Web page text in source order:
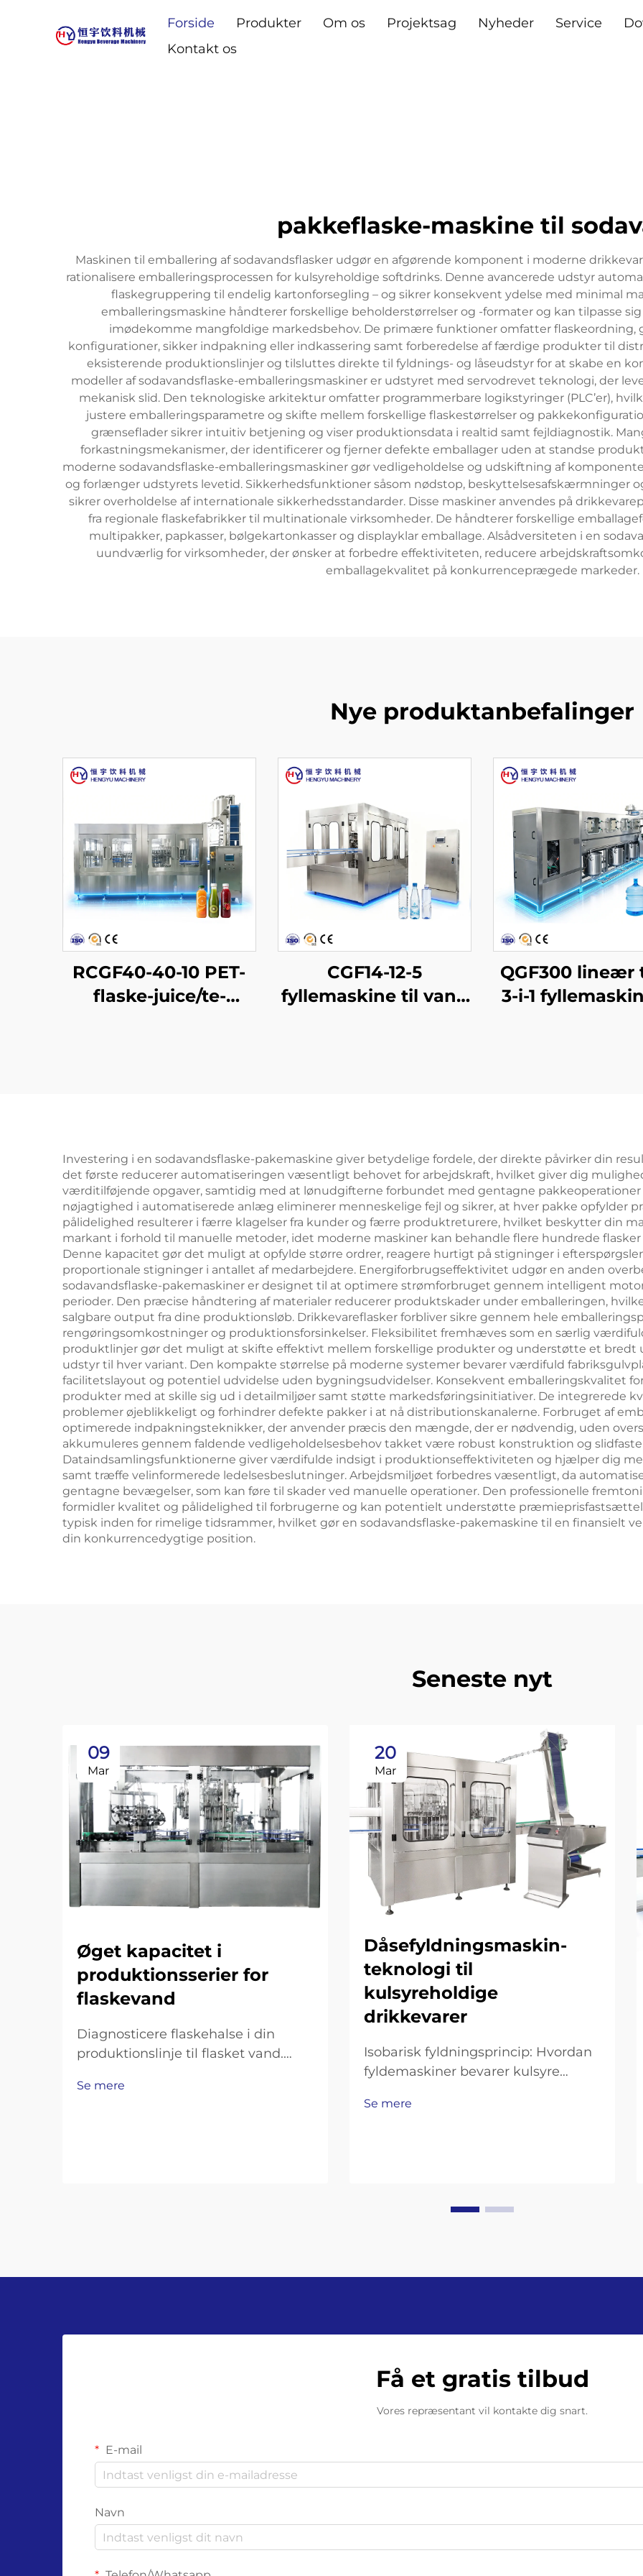
Forside Produkter Om os Projektsag Nyheder Service
Kontakt os
pakkeflaske-maskine til
Maskinen til emballering af sodavandsflasker udgør en afgørende komponent i moderne
rationalisere emballeringsprocessen for kulsyreholdige softdrinks. Denne avancerede udstyr
flaskegruppering til endelig kartonforsegling – og sikrer konsekvent ydelse med minimal
emballeringsmaskine håndterer forskellige beholderstørrelser og -formater og kan tilpasse
imødekomme mangfoldige markedsbehov. De primære funktioner omfatter flaskeordning,
konfigurationer, sikker indpakning eller indkassering samt forberedelse af færdige produkter til
eksisterende produktionslinjer og tilsluttes direkte til fyldnings- og låseudstyr for at skabe en
modeller af sodavandsflaske-emballeringsmaskiner er udstyret med servodrevet teknologi, der
mekanisk slid. Den teknologiske arkitektur omfatter programmerbare logikstyringer (PLC’er),
justere emballeringsparametre og skifte mellem forskellige flaskestørrelser og
grænseflader sikrer intuitiv betjening og viser produktionsdata i realtid samt fejldiagnostik.
forkastningsmekanismer, der identificerer og fjerner defekte emballager uden at standse
moderne sodavandsflaske-emballeringsmaskiner gør vedligeholdelse og udskiftning af
og forlænger udstyrets levetid. Sikkerhedsfunktioner såsom nødstop, beskyttelsesafskærmninger
sikrer overholdelse af internationale sikkerhedsstandarder. Disse maskiner anvendes på
fra regionale flaskefabrikker til multinationale virksomheder. De håndterer forskellige
multipakker, papkasser, bølgekartonkasser og displayklar emballage. Alsådversiteten i en
uundværlig for virksomheder, der ønsker at forbedre effektiviteten, reducere
emballagekvalitet på konkurrenceprægede markeder.
Nye produktanbefalinger
RCGF40-40-10 PET-
flaske-juice/te-
CGF14-12-5
fyllemaskine til vand
QGF300 lineær
3-i-1
Investering i en sodavandsflaske-pakemaskine giver betydelige fordele, der direkte påvirker din
det første reducerer automatiseringen væsentligt behovet for arbejdskraft, hvilket giver dig
værditilføjende opgaver, samtidig med at lønudgifterne forbundet med gentagne
nøjagtighed i automatiserede anlæg eliminerer menneskelige fejl og sikrer, at hver pakke opfylder
pålidelighed resulterer i færre klagelser fra kunder og færre produktreturere, hvilket beskytter din
markant i forhold til manuelle metoder, idet moderne maskiner kan behandle flere hundrede
Denne kapacitet gør det muligt at opfylde større ordrer, reagere hurtigt på stigninger i
proportionale stigninger i antallet af medarbejdere. Energiforbrugseffektivitet udgør en anden
sodavandsflaske-pakemaskiner er designet til at optimere strømforbruget gennem intelligent
perioder. Den præcise håndtering af materialer reducerer produktskader under emballeringen,
salgbare output fra dine produktionsløb. Drikkevareflasker forbliver sikre gennem hele
rengøringsomkostninger og produktionsforsinkelser. Fleksibilitet fremhæves som en særlig
produktlinjer gør det muligt at skifte effektivt mellem forskellige produkter og understøtte et bredt
udstyr til hver variant. Den kompakte størrelse på moderne systemer bevarer værdifuld
facilitetslayout og potentiel udvidelse uden bygningsudvidelser. Konsekvent emballeringskvalitet
produkter med at skille sig ud i detailmiljøer samt støtte markedsføringsinitiativer. De integrerede
problemer øjeblikkeligt og forhindrer defekte pakker i at nå distributionskanalerne. Forbruget af
optimerede indpakningsteknikker, der anvender præcis den mængde, der er nødvendig, uden
akkumuleres gennem faldende vedligeholdelsesbehov takket være robust konstruktion og
Dataindsamlingsfunktionerne giver værdifulde indsigt i produktionseffektiviteten og hjælper dig
samt træffe velinformerede ledelsesbeslutninger. Arbejdsmiljøet forbedres væsentligt, da
gentagne bevægelser, som kan føre til skader ved manuelle operationer. Den professionelle
formidler kvalitet og pålidelighed til forbrugerne og kan potentielt understøtte
typisk inden for rimelige tidsrammer, hvilket gør en sodavandsflaske-pakemaskine til en finansielt
din konkurrencedygtige position.
Seneste nyt
09
Mar
Øget kapacitet i
produktionsserier for
flaskevand
Diagnosticere flaskehalse i din
produktionslinje til flasket vand.
gennemløbsmængdeunderskud:
Se mere
20
Mar
Dåsefyldningsmaskin-
teknologi til
kulsyreholdige
drikkevarer
Isobarisk fyldningsprincip: Hvordan
fyldemaskiner bevarer kulsyre
opløselighed og hvorfor modtryk er
Se mere
Få et gratis tilbud
Vores repræsentant vil kontakte dig snart.
E-mail
Navn